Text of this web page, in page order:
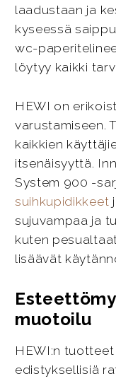
laadustaan ja
kyseessä
wc-
löytyy kaikki
HEWI on
varustamiseen.
kaikkien
itsenäisyyttä.
System 900 -
suihkupidikkeet
sujuvampaa ja
kuten
lisäävät
muotoilu
HEWI:n
edistyksellisiä